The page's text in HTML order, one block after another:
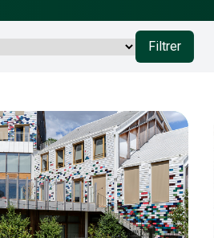
Filtrer